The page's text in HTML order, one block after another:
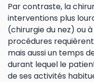
Par contraste, la
interventions plus
(chirurgie du nez) ou
procédures
mais aussi un temps
durant lequel le
de ses activités